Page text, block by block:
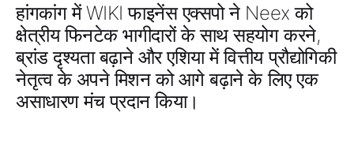
हांगकांग मेंWIKI फाइनेंस एक्सपो ने Neex को
क्षेत्रीय फिनटेक भागीदारोंके साथ सहयोग करने,
ब्रांड दृश्यता बढ़ाने औरएशिया में वित्तीय प्रौद्योगिकी
नेतृत्वके अपने मिशन को आगे बढ़ाने के लिए एक
असाधारण मंच प्रदान किया।